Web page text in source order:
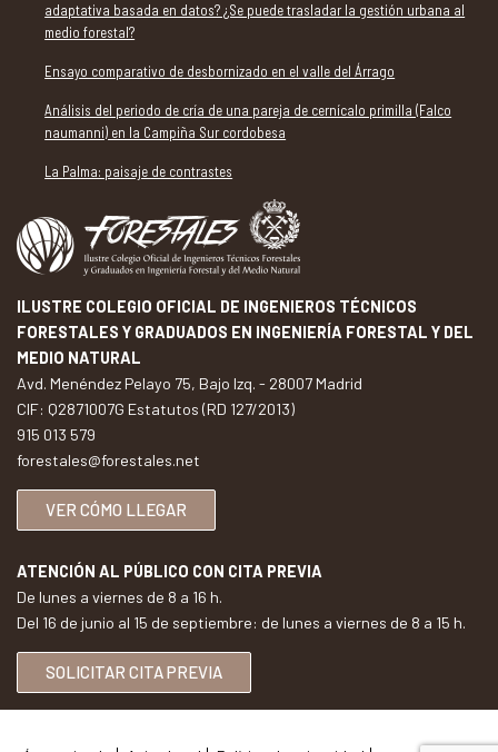
adaptativa basada en datos? ¿Se puede trasladar la gestión urbana al
medio forestal?
Ensayo comparativo de desbornizado en el valle del Árrago
Análisis del periodo de cría de una pareja de cernícalo primilla (Falco
naumanni) en la Campiña Sur cordobesa
La Palma: paisaje de contrastes
ILUSTRE COLEGIO OFICIAL DE INGENIEROS TÉCNICOS
FORESTALES Y GRADUADOS EN INGENIERÍA FORESTAL Y DEL
MEDIO NATURAL
Avd. Menéndez Pelayo 75, Bajo Izq. - 28007 Madrid
CIF: Q2871007G Estatutos (RD 127/2013)
915 013 579
forestales@forestales.net
VER CÓMO LLEGAR
ATENCIÓN AL PÚBLICO CON CITA PREVIA
De lunes a viernes de 8 a 16 h.
Del 16 de junio al 15 de septiembre: de lunes a viernes de 8 a 15 h.
SOLICITAR CITA PREVIA